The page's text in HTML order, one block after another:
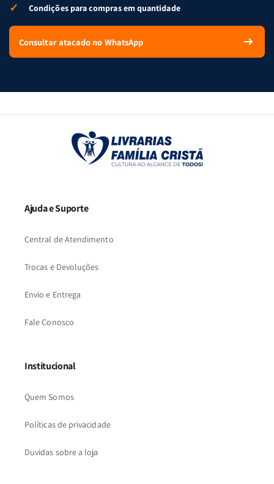
✓ Condições para compras em quantidade
Consultar atacado no WhatsApp
Ajuda e Suporte
Central de Atendimento
Trocas e Devoluções
Envio e Entrega
Fale Conosco
Institucional
Quem Somos
Políticas de privacidade
Duvidas sobre a loja